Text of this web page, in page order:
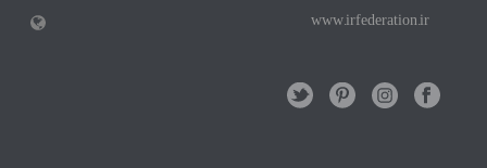
www.irfederation.ir